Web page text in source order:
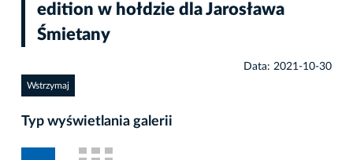
edition w hołdzie dla Jarosława
Śmietany
Data: 2021-10-30
Wstrzymaj
Typ wyświetlania galerii